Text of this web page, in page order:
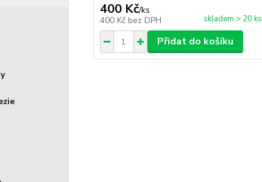
400 Kč/ks
400 Kč bez DPH skladem > 20 ks
Přidat do košíku